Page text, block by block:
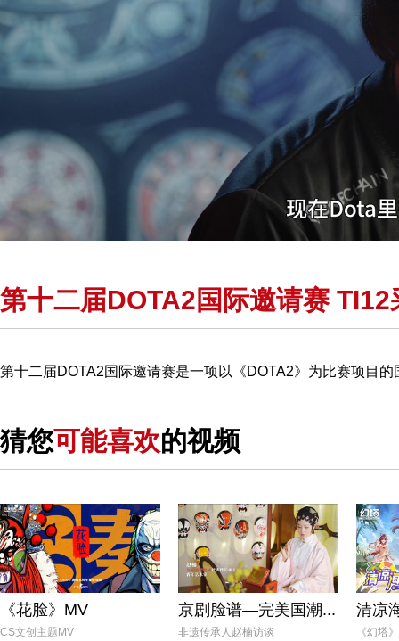
第十二届DOTA2国际邀请赛
第十二届DOTA2国际邀请赛是一项以《DOTA2》为比赛项目
猜您可能喜欢的视频
《花脸》MV
CS文创主题MV
京剧脸谱—完美国潮...
非遗传承人赵楠访谈
清凉
《幻塔